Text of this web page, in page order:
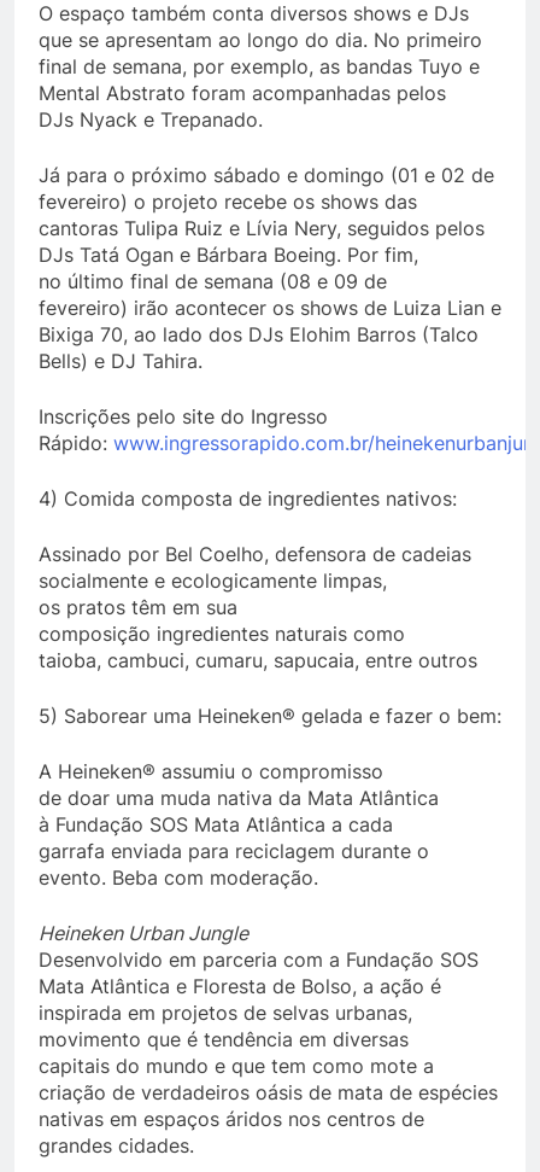
O espaço também conta diversos shows e DJs
que se apresentam ao longo do dia. No primeiro
final de semana, por exemplo, as bandas Tuyo e
Mental Abstrato foram acompanhadas pelos
DJs Nyack e Trepanado.
Já para o próximo sábado e domingo (01 e 02 de
fevereiro) o projeto recebe os shows das
cantoras Tulipa Ruiz e Lívia Nery, seguidos pelos
DJs Tatá Ogan e Bárbara Boeing. Por fim,
no último final de semana (08 e 09 de
fevereiro) irão acontecer os shows de Luiza Lian e
Bixiga 70, ao lado dos DJs Elohim Barros (Talco
Bells) e DJ Tahira.
Inscrições pelo site do Ingresso
Rápido: www.ingressorapido.com.br/
4) Comida composta de ingredientes nativos:
Assinado por Bel Coelho, defensora de cadeias
socialmente e ecologicamente limpas,
os pratos têm em sua
composição ingredientes naturais como
taioba, cambuci, cumaru, sapucaia, entre outros
5) Saborear uma Heineken® gelada e fazer o bem:
A Heineken® assumiu o compromisso
de doar uma muda nativa da Mata Atlântica
à Fundação SOS Mata Atlântica a cada
garrafa enviada para reciclagem durante o
evento. Beba com moderação.
Heineken Urban Jungle
Desenvolvido em parceria com a Fundação SOS
Mata Atlântica e Floresta de Bolso, a ação é
inspirada em projetos de selvas urbanas,
movimento que é tendência em diversas
capitais do mundo e que tem como mote a
criação de verdadeiros oásis de mata de espécies
nativas em espaços áridos nos centros de
grandes cidades.